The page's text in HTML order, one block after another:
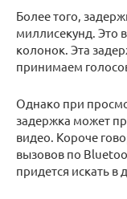
Более того,
миллисекунд. Это
колонок. Эта
принимаем
Однако при
задержка может
видео. Короче
вызовов по
придется искать в